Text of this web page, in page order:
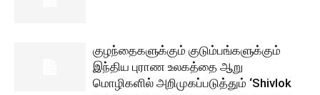
குழந்தைகளுக்கும் குடும்பங்களுக்கும்
இந்திய புராண உலகத்தை ஆறு
மொழிகளில் அறிமுகப்படுத்தும் ‘Shivlok